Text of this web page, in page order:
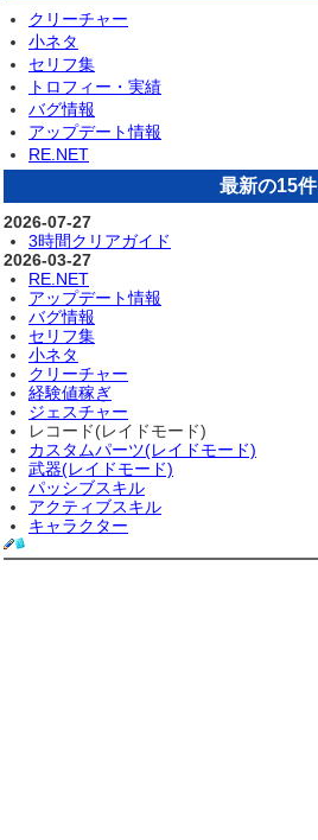
クリーチャー
小ネタ
セリフ集
トロフィー・実績
バグ情報
アップデート情報
RE.NET
最新の15件
2026-07-27
3時間クリアガイド
2026-03-27
RE.NET
アップデート情報
バグ情報
セリフ集
小ネタ
クリーチャー
経験値稼ぎ
ジェスチャー
レコード(レイドモード)
カスタムパーツ(レイドモード)
武器(レイドモード)
パッシブスキル
アクティブスキル
キャラクター